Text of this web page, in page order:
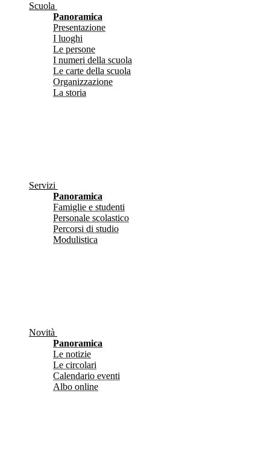
Scuola
Panoramica
Presentazione
I luoghi
Le persone
I numeri della scuola
Le carte della scuola
Organizzazione
La storia
Servizi
Panoramica
Famiglie e studenti
Personale scolastico
Percorsi di studio
Modulistica
Novità
Panoramica
Le notizie
Le circolari
Calendario eventi
Albo online